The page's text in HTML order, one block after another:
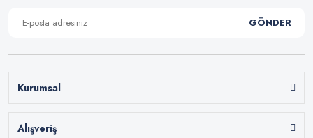
GÖNDER
Kurumsal
Alışveriş